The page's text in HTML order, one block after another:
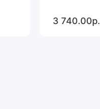
3 740.00р.